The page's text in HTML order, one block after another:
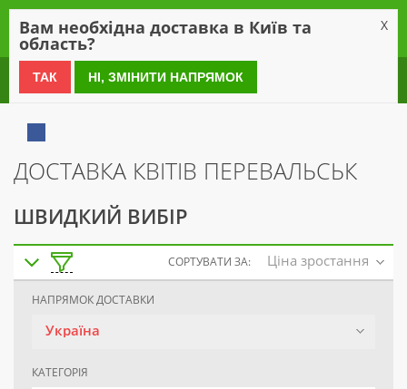
0 800 21 54 55
ДОСТАВКА КВІТІВ ПЕРЕВАЛЬСЬК
ШВИДКИЙ ВИБІР
СОРТУВАТИ ЗА: Ціна зростання
НАПРЯМОК ДОСТАВКИ
Україна
КАТЕГОРІЯ
Вам необхідна доставка в Київ та
область?
X
ТАК НІ, ЗМІНИТИ НАПРЯМОК